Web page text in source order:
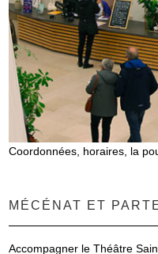
Coordonnées, horaires, la
MÉCÉNAT ET
Accompagner le Théâtre